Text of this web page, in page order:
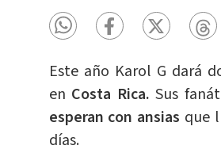
Este año Karol G dará
en Costa Rica. Sus
esperan con ansias que
días.